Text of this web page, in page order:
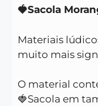
🍓Sacola
Materiais
muito mais
O material
🍓Sacola em